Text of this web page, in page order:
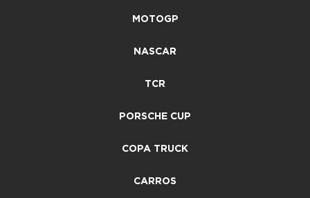
MOTOGP
NASCAR
TCR
PORSCHE CUP
COPA TRUCK
CARROS